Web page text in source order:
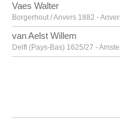
Vaes Walter
Borgerhout / Anvers 1882 -
van Aelst Willem
Delft (Pays-Bas) 1625/27 -